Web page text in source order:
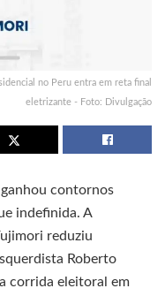
no Peru entra em reta final
eletrizante - Foto: Divulgação
contornos
indefinida. A
reduziu
Roberto
corrida eleitoral em